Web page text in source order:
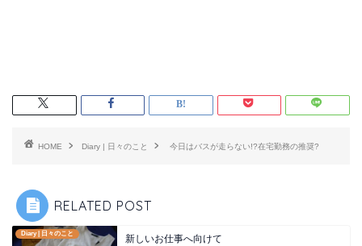
HOME Diary | 日々のこと 今日はバスが走らない!?在宅勤務の推奨?
RELATED POST
Diary | 日々のこと 新しいお仕事へ向けて